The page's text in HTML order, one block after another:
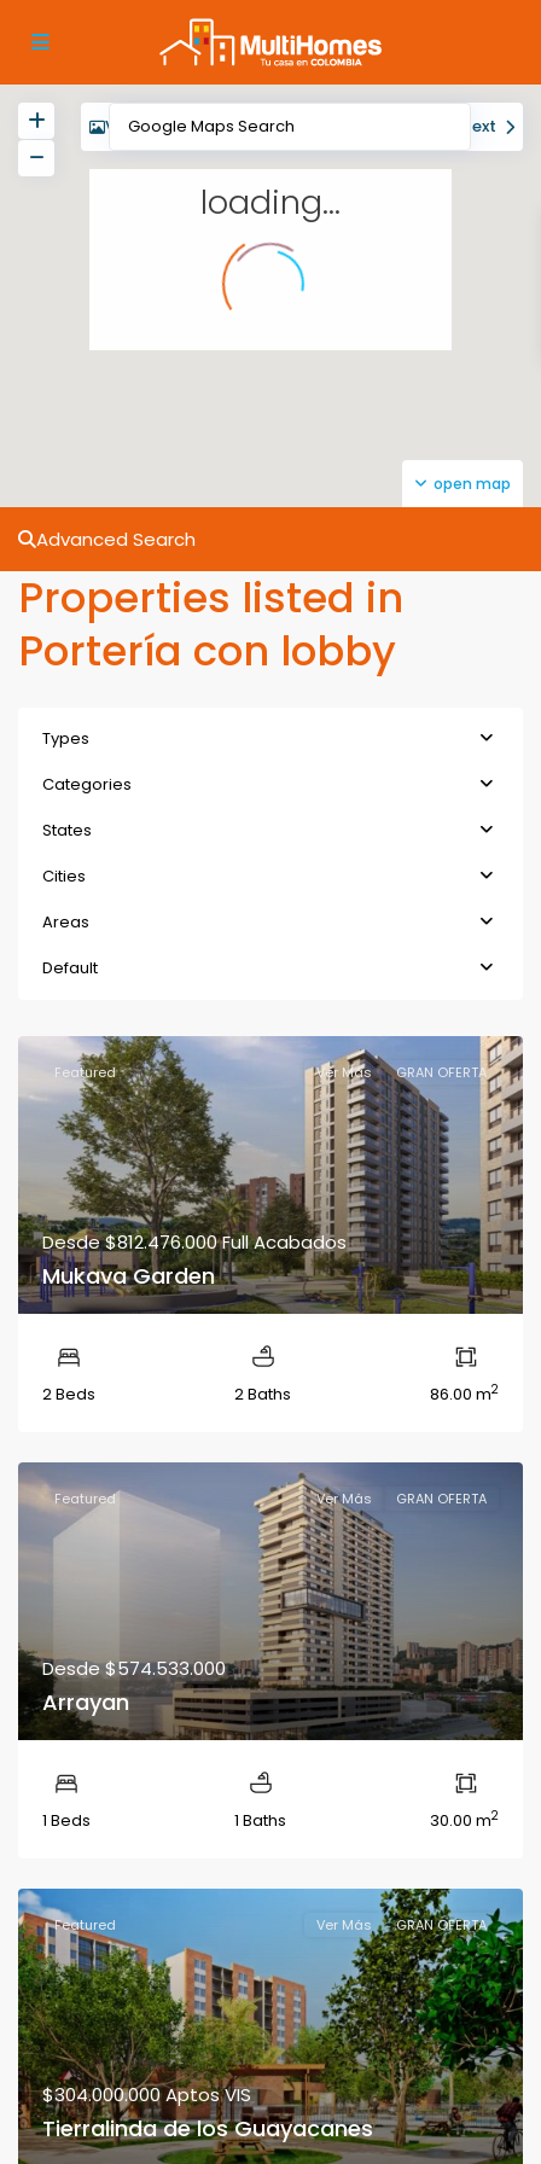
loading...
open map
View My Location Next
Advanced Search
Properties listed in
Portería con lobby
Types
Categories
States
Cities
Areas
Default
Featured Ver Más GRAN OFERTA
Desde$812.476.000Full Acabados
Mukava Garden
2 Beds 2 Baths 86.00 m2
Featured Ver Más GRAN OFERTA
Desde$574.533.000
Arrayan
1 Beds 1 Baths 30.00 m2
Featured Ver Más GRAN OFERTA
$304.000.000Aptos VIS
Tierralinda de los Guayacanes